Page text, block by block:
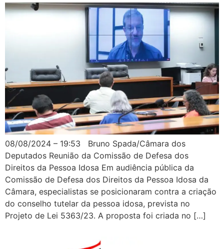
08/08/2024 – 19:53 Bruno Spada/Câmara dos
Deputados Reunião da Comissão de Defesa dos
Direitos da Pessoa Idosa Em audiência pública da
Comissão de Defesa dos Direitos da Pessoa Idosa da
Câmara, especialistas se posicionaram contra a criação
do conselho tutelar da pessoa idosa, prevista no
Projeto de Lei 5363/23. A proposta foi criada no […]